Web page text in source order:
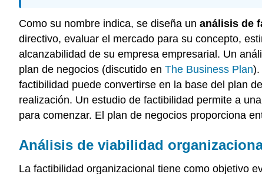
Como su nombre indica, se diseña un análisis de
directivo, evaluar el mercado para su concepto,
alcanzabilidad de su empresa empresarial. Un
plan de negocios (discutido en The Business Plan).
factibilidad puede convertirse en la base del plan
realización. Un estudio de factibilidad permite a
para comenzar. El plan de negocios proporciona
Análisis de viabilidad
La factibilidad organizacional tiene como objetivo